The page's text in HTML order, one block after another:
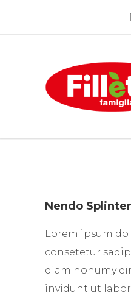
Nendo Splinter
Lorem ipsum
consetetur
diam nonumy
invidunt ut